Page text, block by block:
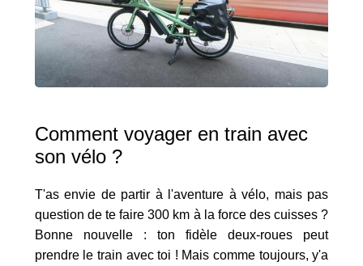
Comment voyager en train avec
son vélo ?
T'as envie de partir à l'aventure à vélo, mais pas
question de te faire 300 km à la force des cuisses ?
Bonne nouvelle : ton fidèle deux-roues peut
prendre le train avec toi ! Mais comme toujours, y'a